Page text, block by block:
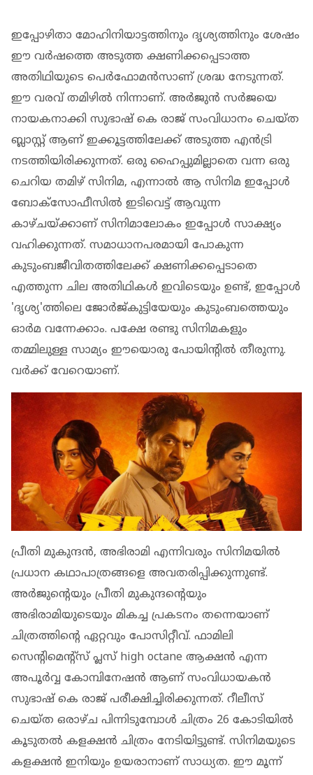
ഇപ്പോഴിതാ മോഹിനിയാട്ടത്തിനും ദൃശ്യത്തിനും ശേഷം
ഈ വര്‍ഷത്തെ അടുത്ത ക്ഷണിക്കപ്പെടാത്ത
അതിഥിയുടെ പെര്‍ഫോമന്‍സാണ് ശ്രദ്ധ നേടുന്നത്.
ഈ വരവ് തമിഴില്‍ നിന്നാണ്. അര്‍ജുന്‍ സര്‍ജയെ
നായകനാക്കി സുഭാഷ് കെ രാജ് സംവിധാനം ചെയ്ത
ബ്ലാസ്റ്റ് ആണ് ഇക്കൂട്ടത്തിലേക്ക് അടുത്ത എന്‍ട്രി
നടത്തിയിരിക്കുന്നത്. ഒരു ഹൈപ്പുമില്ലാതെ വന്ന ഒരു
ചെറിയ തമിഴ് സിനിമ, എന്നാല്‍ ആ സിനിമ ഇപ്പോള്‍
ബോക്‌സോഫീസില്‍ ഇടിവെട്ട് ആവുന്ന
കാഴ്ചയ്ക്കാണ് സിനിമാലോകം ഇപ്പോള്‍ സാക്ഷ്യം
വഹിക്കുന്നത്. സമാധാനപരമായി പോകുന്ന
കുടുംബജീവിതത്തിലേക്ക് ക്ഷണിക്കപ്പെടാതെ
എത്തുന്ന ചില അതിഥികള്‍ ഇവിടെയും ഉണ്ട്, ഇപ്പോള്‍
'ദൃശ്യ'ത്തിലെ ജോര്‍ജ്കുട്ടിയേയും കുടുംബത്തെയും
ഓര്‍മ വന്നേക്കാം. പക്ഷേ രണ്ടു സിനിമകളും
തമ്മിലുള്ള സാമ്യം ഈയൊരു പോയിന്റില്‍ തീരുന്നു.
വര്‍ക്ക് വേറെയാണ്.
പ്രീതി മുകുന്ദന്‍, അഭിരാമി എന്നിവരും സിനിമയില്‍
പ്രധാന കഥാപാത്രങ്ങളെ അവതരിപ്പിക്കുന്നുണ്ട്.
അര്‍ജുന്റെയും പ്രീതി മുകുന്ദന്റെയും
അഭിരാമിയുടെയും മികച്ച പ്രകടനം തന്നെയാണ്
ചിത്രത്തിന്റെ ഏറ്റവും പോസിറ്റീവ്. ഫാമിലി
സെന്റിമെന്റ്‌സ് പ്ലസ് high octane ആക്ഷന്‍ എന്ന
അപൂര്‍വ്വ കോമ്പിനേഷന്‍ ആണ് സംവിധായകന്‍
സുഭാഷ് കെ രാജ് പരീക്ഷിച്ചിരിക്കുന്നത്. റീലീസ്
ചെയ്ത ഒരാഴ്ച പിന്നിടുമ്പോള്‍ ചിത്രം 26 കോടിയില്‍
കൂടുതല്‍ കളക്ഷന്‍ ചിത്രം നേടിയിട്ടുണ്ട്. സിനിമയുടെ
കളക്ഷന്‍ ഇനിയും ഉയരാനാണ് സാധ്യത. ഈ മൂന്ന്